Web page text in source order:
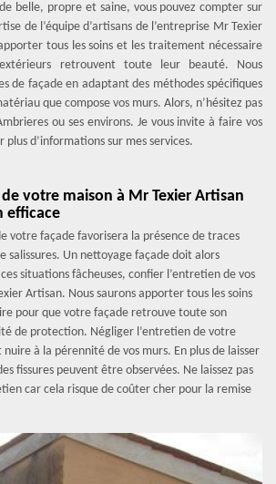
belle, propre et saine, vous pouvez compter sur
de l’équipe d’artisans de l’entreprise Mr Texier
tous les soins et les traitement nécessaire
retrouvent toute leur beauté. Nous
de façade en adaptant des méthodes spécifiques
que compose vos murs. Alors, n’hésitez pas
ou ses environs. Je vous invite à faire vos
plus d’informations sur mes services.
votre maison à Mr Texier Artisan
efficace
votre façade favorisera la présence de traces
salissures. Un nettoyage façade doit alors
situations fâcheuses, confier l’entretien de vos
Artisan. Nous saurons apporter tous les soins
pour que votre façade retrouve toute son
de protection. Négliger l’entretien de votre
à la pérennité de vos murs. En plus de laisser
fissures peuvent être observées. Ne laissez pas
car cela risque de coûter cher pour la remise